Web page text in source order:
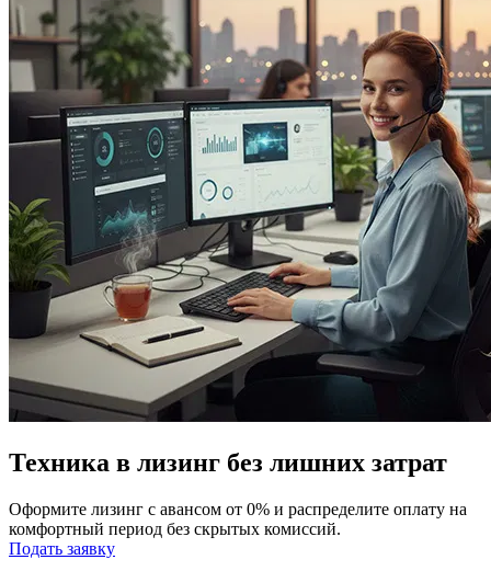
Техника в лизинг без лишних затрат
Оформите лизинг с авансом от 0% и распределите оплату на
комфортный период без скрытых комиссий.
Подать заявку